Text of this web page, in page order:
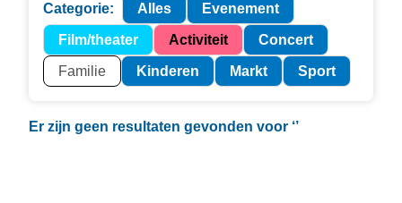
Categorie: Alles Evenement
Film/theater Activiteit Concert
Familie Kinderen Markt Sport
Er zijn geen resultaten gevonden voor ‘’